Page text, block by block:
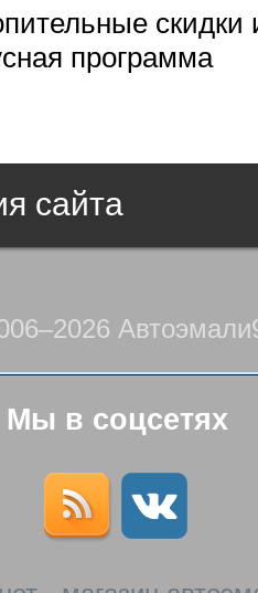
скидки
программа
сайта
Мы в соцсетях